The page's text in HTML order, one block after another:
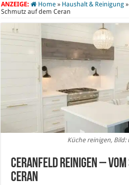
ANZEIGE: Home » Haushalt & Reinigung »
Schmutz auf dem Ceran
Küche reinigen, Bild:
Ceranfeld reinigen – Vom
Ceran